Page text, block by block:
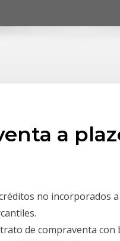
a
no incorporados
de compraventa con